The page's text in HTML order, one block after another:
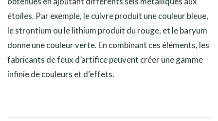
étoiles. Par exemple, le cuivre produit une couleur bleue,
le strontium ou le lithium produit du rouge, et le baryum
donne une couleur verte. En combinant ces éléments, les
fabricants de feux d’artifice peuvent créer une gamme
infinie de couleurs et d’effets.